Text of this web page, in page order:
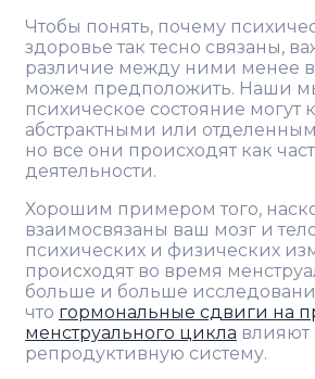
Чтобы понять, почему
здоровье так тесно связаны,
различие между ними менее
можем предположить. Наши
психическое состояние могут
абстрактными или
но все они происходят как
деятельности.
Хорошим примером того,
взаимосвязаны ваш мозг и
психических и физических
происходят во время
больше и больше
что гормональные сдвиги на
менструального цикла влияют
репродуктивную систему.